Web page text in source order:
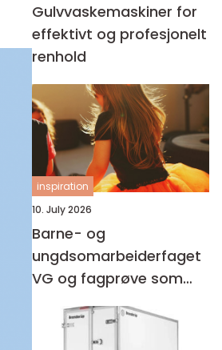
Gulvvaskemaskiner for
effektivt og profesjonelt
renhold
inspiration
10. July 2026
Barne- og
ungdsomarbeiderfaget
VG og fagprøve som
barne- og
ungdomsarbeider